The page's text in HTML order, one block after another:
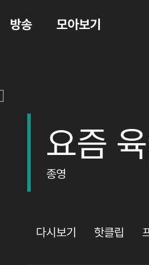
방송 모아보기
요즘
종영
다시보기 핫클립